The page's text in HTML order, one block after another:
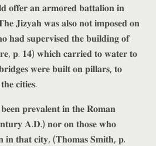
𝐨𝐟𝐟𝐞𝐫 𝐚𝐧 𝐚𝐫𝐦𝐨𝐫𝐞𝐝 𝐛𝐚𝐭𝐭𝐚𝐥𝐢𝐨𝐧 𝐢𝐧
𝐉𝐢𝐳𝐲𝐚𝐡 𝐰𝐚𝐬 𝐚𝐥𝐬𝐨 𝐧𝐨𝐭 𝐢𝐦𝐩𝐨𝐬𝐞𝐝 𝐨𝐧
𝐡𝐚𝐝 𝐬𝐮𝐩𝐞𝐫𝐯𝐢𝐬𝐞𝐝 𝐭𝐡𝐞 𝐛𝐮𝐢𝐥𝐝𝐢𝐧𝐠 𝐨𝐟
𝐩. 𝟏𝟒) 𝐰𝐡𝐢𝐜𝐡 𝐜𝐚𝐫𝐫𝐢𝐞𝐝 𝐭𝐨 𝐰𝐚𝐭𝐞𝐫 𝐭𝐨
𝐰𝐞𝐫𝐞 𝐛𝐮𝐢𝐥𝐭 𝐨𝐧 𝐩𝐢𝐥𝐥𝐚𝐫𝐬, 𝐭𝐨
𝐜𝐢𝐭𝐢𝐞𝐬.
𝐩𝐫𝐞𝐯𝐚𝐥𝐞𝐧𝐭 𝐢𝐧 𝐭𝐡𝐞 𝐑𝐨𝐦𝐚𝐧
𝐀.𝐃.) 𝐧𝐨𝐫 𝐨𝐧 𝐭𝐡𝐨𝐬𝐞 𝐰𝐡𝐨
𝐭𝐡𝐚𝐭 𝐜𝐢𝐭𝐲, (𝐓𝐡𝐨𝐦𝐚𝐬 𝐒𝐦𝐢𝐭𝐡, 𝐩.